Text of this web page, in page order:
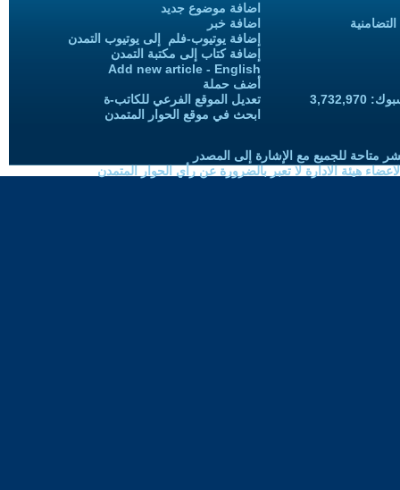
اضافة موضوع جديد
اضافة خبر
إضافة يوتيوب-فلم إلى يوتيوب التمدن
إضافة كتاب إلى مكتبة التمدن
Add new article - English
أضف حملة
تعديل الموقع الفرعي للكاتب-ة
ابحث في موقع الحوار المتمدن
متاحة للجميع مع الإشارة إلى المصدر
هيئة الادارة لا تعبر بالضرورة عن رأي الحوار المتمدن